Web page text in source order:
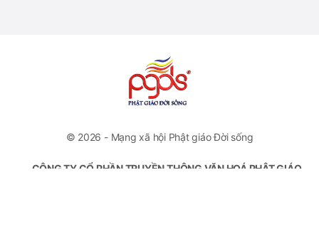
© 2026 - Mạng xã hội Phật giáo Đời sống
CÔNG TY CỔ PHẦN TRUYỀN THÔNG VĂN HOÁ PHẬT GIÁO